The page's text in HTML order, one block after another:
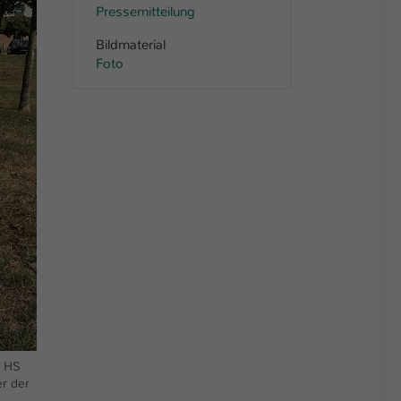
der
Pressemitteilung
Bildmaterial
Foto